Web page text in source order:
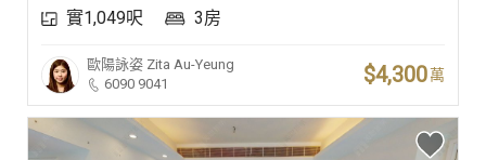
實1,049呎 3房
歐陽詠姿 Zita Au-Yeung
6090 9041
$4,300萬